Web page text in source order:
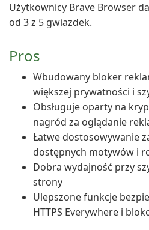
Użytkownicy Brave Browser
od 3 z 5 gwiazdek.
Pros
Wbudowany bloker
większej prywatności i
Obsługuje oparty na
nagród za oglądanie
Łatwe dostosowywanie
dostępnych motywów i
Dobra wydajność przy
strony
Ulepszone funkcje
HTTPS Everywhere i